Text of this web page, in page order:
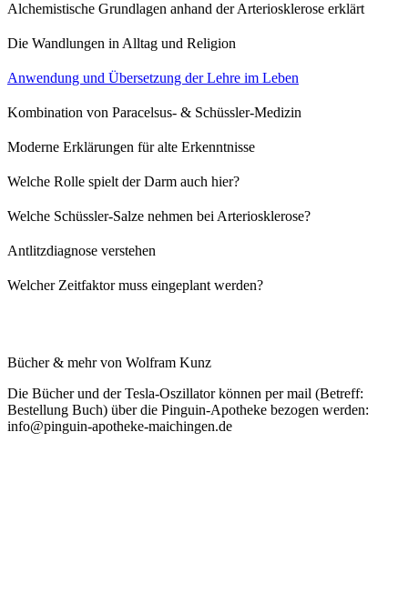
Alchemistische Grundlagen anhand der Arteriosklerose erklärt
Die Wandlungen in Alltag und Religion
Anwendung und Übersetzung der Lehre im Leben
Kombination von Paracelsus- & Schüssler-Medizin
Moderne Erklärungen für alte Erkenntnisse
Welche Rolle spielt der Darm auch hier?
Welche Schüssler-Salze nehmen bei Arteriosklerose?
Antlitzdiagnose verstehen
Welcher Zeitfaktor muss eingeplant werden?
Bücher & mehr von Wolfram Kunz
Die Bücher und der Tesla-Oszillator können per mail (Betreff:
Bestellung Buch) über die Pinguin-Apotheke bezogen werden:
info@pinguin-apotheke-maichingen.de